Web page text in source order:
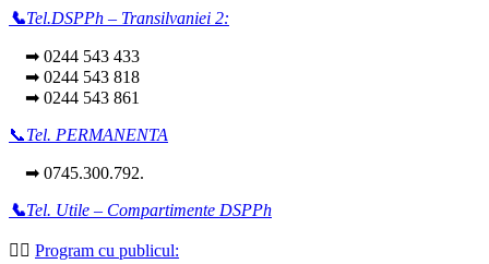
📞Tel.DSPPh – Transilvaniei 2:
➡ 0244 543 433
➡ 0244 543 818
➡ 0244 543 861
📞Tel. PERMANENTA
➡ 0745.300.792.
📞Tel. Utile – Compartimente DSPPh
👩‍⚕️ Program cu publicul: